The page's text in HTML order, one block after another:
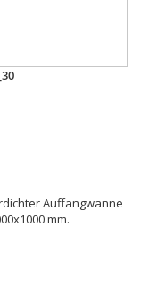
Auffangwanne
mm.